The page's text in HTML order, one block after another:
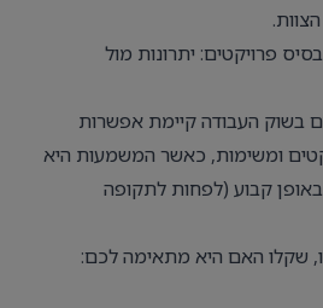
פרויקטים: יתרונות מול
בשוק העבודה קיימת אפשרות
ומשימות, כאשר המשמעות היא
קבוע (לפחות לתקופה
שקלו האם היא מתאימה לכם: